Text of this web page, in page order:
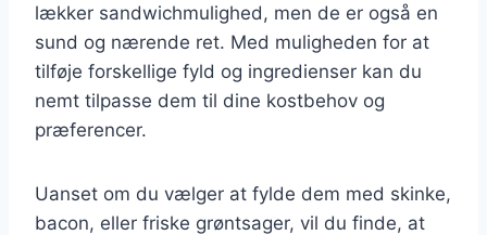
lækker sandwichmulighed, men de er også en
sund og nærende ret. Med muligheden for at
tilføje forskellige fyld og ingredienser kan du
nemt tilpasse dem til dine kostbehov og
præferencer.
Uanset om du vælger at fylde dem med skinke,
bacon, eller friske grøntsager, vil du finde, at